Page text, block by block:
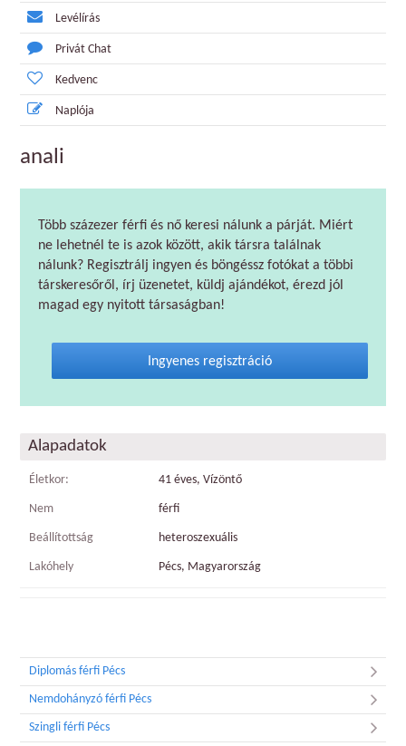
Levélírás
Privát Chat
Kedvenc
Naplója
anali
Több százezer férfi és nő keresi nálunk a párját. Miért
ne lehetnél te is azok között, akik társra találnak
nálunk? Regisztrálj ingyen és böngéssz fotókat a többi
társkeresőről, írj üzenetet, küldj ajándékot, érezd jól
magad egy nyitott társaságban!
Ingyenes regisztráció
Alapadatok
Életkor: 41 éves, Vízöntő
Nem férfi
Beállítottság heteroszexuális
Lakóhely Pécs, Magyarország
Diplomás férfi Pécs
Nemdohányzó férfi Pécs
Szingli férfi Pécs